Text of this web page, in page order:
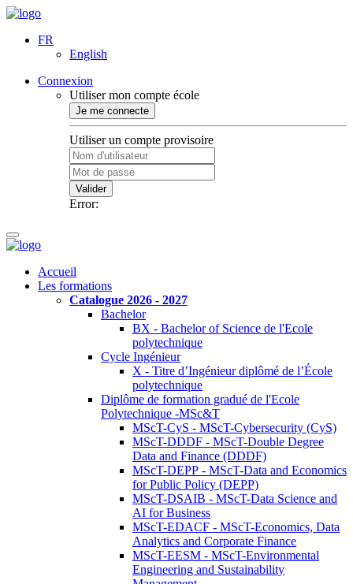
FR
English
Connexion
Utiliser mon compte école
Je me connecte
Utiliser un compte provisoire
Valider
Error:
Accueil
Les formations
Catalogue 2026 - 2027
Bachelor
BX - Bachelor of Science de l'Ecole
polytechnique
Cycle Ingénieur
X - Titre d’Ingénieur diplômé de l’École
polytechnique
Diplôme de formation gradué de l'Ecole
Polytechnique -MSc&T
MScT-CyS - MScT-Cybersecurity (CyS)
MScT-DDDF - MScT-Double Degree
Data and Finance (DDDF)
MScT-DEPP - MScT-Data and Economics
for Public Policy (DEPP)
MScT-DSAIB - MScT-Data Science and
AI for Business
MScT-EDACF - MScT-Economics, Data
Analytics and Corporate Finance
MScT-EESM - MScT-Environmental
Engineering and Sustainability